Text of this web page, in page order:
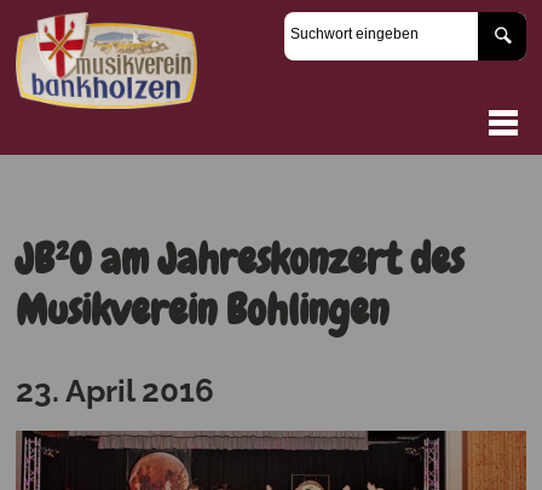
JB²O am Jahreskonzert des
Musikverein Bohlingen
23. April 2016